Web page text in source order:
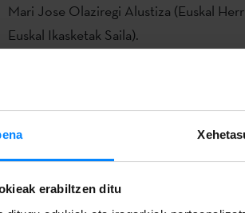
erabiltzen ditu
Mari Jose Olaziregi Alustiza (Euskal
Euskal Ikasketak Saila).
Lanerako estrategia eraginkorra